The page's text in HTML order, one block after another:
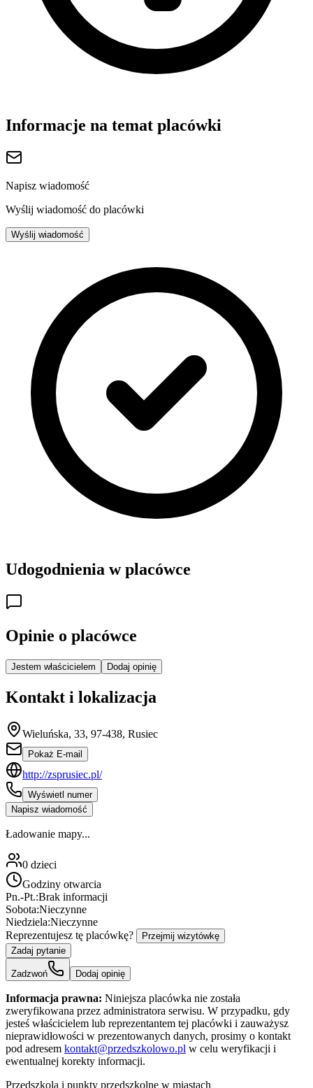
Informacje na temat placówki
Napisz wiadomość
Wyślij wiadomość do placówki
Wyślij wiadomość
Udogodnienia w placówce
Opinie o placówce
Jestem właścicielem Dodaj opinię
Kontakt i lokalizacja
Wieluńska, 33, 97-438, Rusiec
Pokaż E-mail
http://zsprusiec.pl/
Wyświetl numer
Napisz wiadomość
Ładowanie mapy...
0 dzieci
Godziny otwarcia
Pn.-Pt.:Brak informacji
Sobota:Nieczynne
Niedziela:Nieczynne
Reprezentujesz tę placówkę?
Przejmij wizytówkę
Zadaj pytanie
Zadzwoń Dodaj opinię
Informacja prawna: Niniejsza placówka nie została
zweryfikowana przez administratora serwisu. W przypadku, gdy
jesteś właścicielem lub reprezentantem tej placówki i zauważysz
nieprawidłowości w prezentowanych danych, prosimy o kontakt
pod adresem kontakt@przedszkolowo.pl w celu weryfikacji i
ewentualnej korekty informacji.
Przedszkola i punkty przedszkolne w miastach